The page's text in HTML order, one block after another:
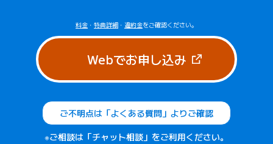
料金 ・ 特典詳細 ・ 違約金をご確認ください。
Webでお申し込み（新しいタブ
ご不明点は「よくある質問」よりご確認
※ご相談は「チャット相談」をご利用ください。